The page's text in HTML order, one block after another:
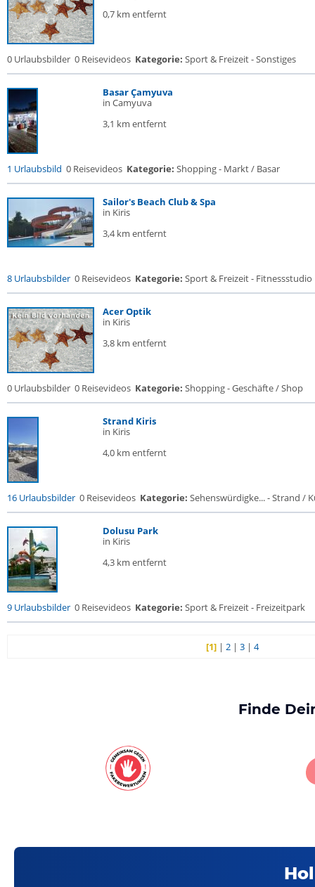
0,7 km entfernt
0 Urlaubsbilder 0 Reisevideos Kategorie: Sport & Freizeit - Sonstiges
Basar Çamyuva
in Camyuva
3,1 km entfernt
1 Urlaubsbild 0 Reisevideos Kategorie: Shopping - Markt / Basar
Sailor's Beach Club & Spa
in Kiris
3,4 km entfernt
8 Urlaubsbilder 0 Reisevideos Kategorie: Sport & Freizeit - Fitnessstudio
Acer Optik
in Kiris
3,8 km entfernt
0 Urlaubsbilder 0 Reisevideos Kategorie: Shopping - Geschäfte / Shop
Strand Kiris
in Kiris
4,0 km entfernt
16 Urlaubsbilder 0 Reisevideos Kategorie: Sehenswürdigke... - Strand /
Dolusu Park
in Kiris
4,3 km entfernt
9 Urlaubsbilder 0 Reisevideos Kategorie: Sport & Freizeit - Freizeitpark
[1] |2 |3 |4
Finde